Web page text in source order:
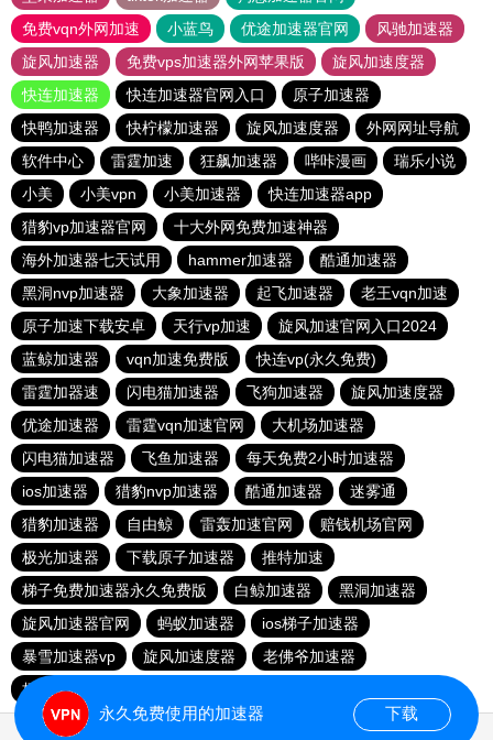
免费vqn外网加速
小蓝鸟 优途加速器官网
风驰加速器
旋风加速器
免费vps加速器外网苹果版
旋风加速度器
快连加速器
快连加速器官网入口
原子加速器
快鸭加速器
快柠檬加速器 旋风加速度器
外网网址导航
软件中心
雷霆加速 狂飙加速器 哔咔漫画
瑞乐小说
小美
小美vpn 小美加速器
快连加速器app
猎豹vp加速器官网
十大外网免费加速神器
海外加速器七天试用
hammer加速器
酷通加速器
黑洞nvp加速器
大象加速器 起飞加速器
老王vqn加速
原子加速下载安卓
天行vp加速
旋风加速官网入口2024
蓝鲸加速器
vqn加速免费版
快连vp(永久免费)
雷霆加器速
闪电猫加速器 飞狗加速器
旋风加速度器
优途加速器
雷霆vqn加速官网
大机场加速器
闪电猫加速器
飞鱼加速器
每天免费2小时加速器
ios加速器
猎豹nvp加速器 酷通加速器
迷雾通
猎豹加速器
自由鲸 雷轰加速官网
赔钱机场官网
极光加速器
下载原子加速器
推特加速
梯子免费加速器永久免费版
白鲸加速器
黑洞加速器
旋风加速器官网
蚂蚁加速器
ios梯子加速器
暴雪加速器vp
旋风加速度器
老佛爷加速器
极光aurora加速器
永久免费使用的加速器 下载